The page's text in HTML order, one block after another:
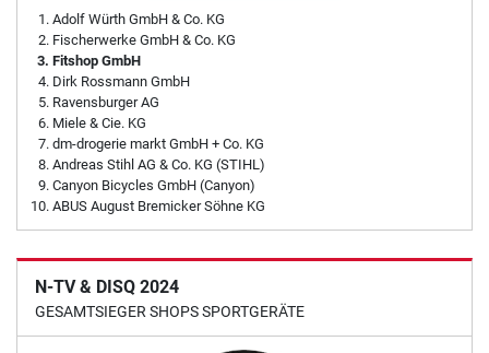
Adolf Würth GmbH & Co. KG
Fischerwerke GmbH & Co. KG
Fitshop GmbH
Dirk Rossmann GmbH
Ravensburger AG
Miele & Cie. KG
dm-drogerie markt GmbH + Co. KG
Andreas Stihl AG & Co. KG (STIHL)
Canyon Bicycles GmbH (Canyon)
ABUS August Bremicker Söhne KG
N-TV & DISQ 2024
GESAMTSIEGER SHOPS SPORTGERÄTE